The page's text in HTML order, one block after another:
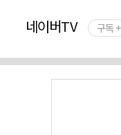
네이버TV 구독 +